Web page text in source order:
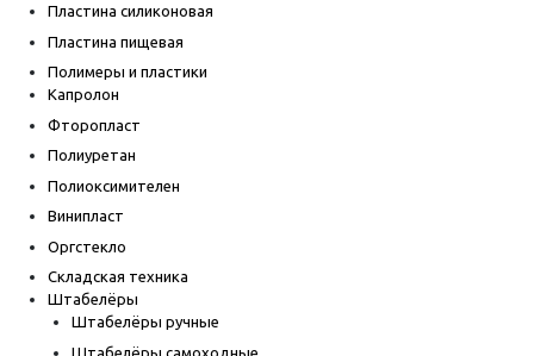
Пластина силиконовая
Пластина пищевая
Полимеры и пластики
Капролон
Фторопласт
Полиуретан
Полиоксимителен
Винипласт
Оргстекло
Складская техника
Штабелёры
Штабелёры ручные
Штабелёры самоходные